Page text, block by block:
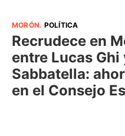
MORÓN. POLÍTICA
Recrudece en
entre Lucas
Sabbatella:
en el Consejo